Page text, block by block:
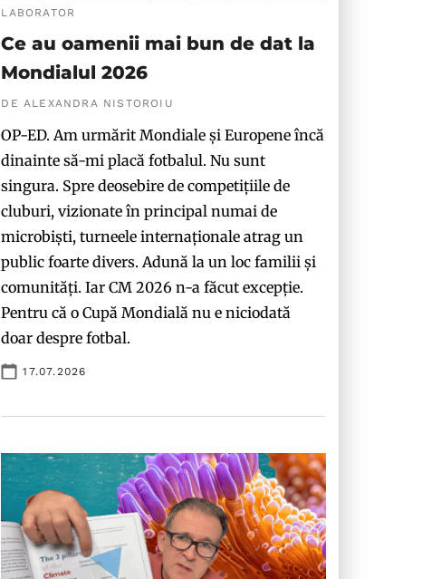
LABORATOR
Ce au oamenii mai bun de dat la
Mondialul 2026
DE ALEXANDRA NISTOROIU
OP-ED. Am urmărit Mondiale și Europene încă
dinainte să-mi placă fotbalul. Nu sunt
singura. Spre deosebire de competițiile de
cluburi, vizionate în principal numai de
microbiști, turneele internaționale atrag un
public foarte divers. Adună la un loc familii și
comunități. Iar CM 2026 n-a făcut excepție.
Pentru că o Cupă Mondială nu e niciodată
doar despre fotbal.
17.07.2026